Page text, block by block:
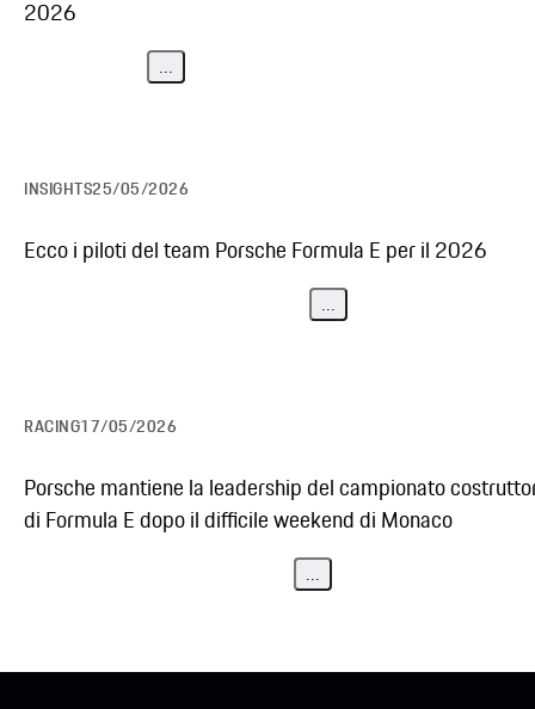
2026
INSIGHTS25/05/2026
Ecco i piloti del team Porsche Formula E per il 2026
RACING17/05/2026
Porsche mantiene la leadership del campionato
di Formula E dopo il difficile weekend di Monaco